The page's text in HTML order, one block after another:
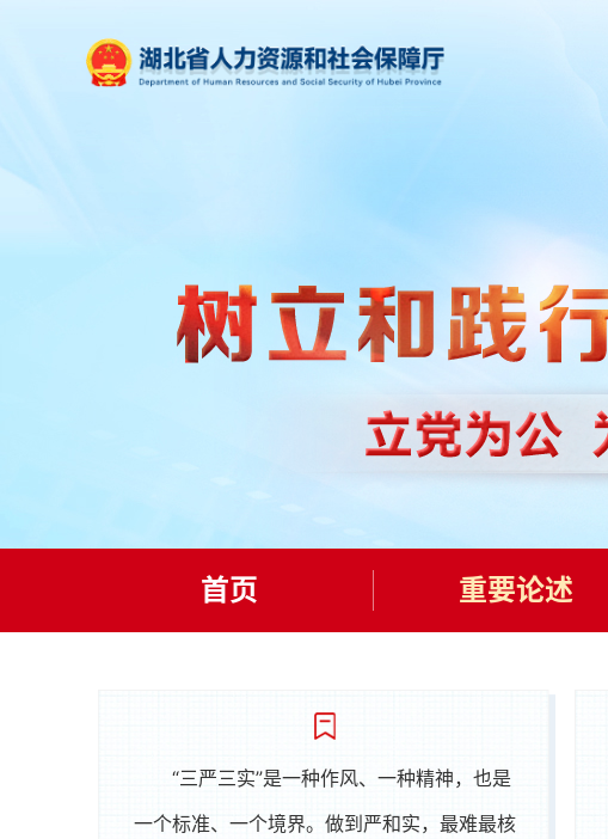
首页 重要论述
“三严三实”是一种作风、一种精神，也是
一个标准、一个境界。做到严和实，最难最核